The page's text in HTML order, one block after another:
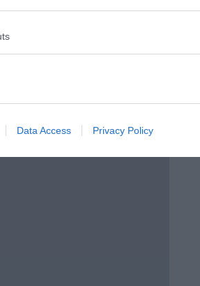
Data Access Privacy Policy
di Dario Dal Canto